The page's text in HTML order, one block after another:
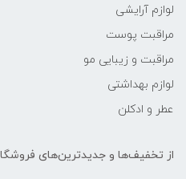
لوازم آرایشی
مراقبت پوست
مراقبت و زیبایی مو
لوازم بهداشتی
عطر و ادکلن
از تخفیف‌ها و جدیدترین‌های